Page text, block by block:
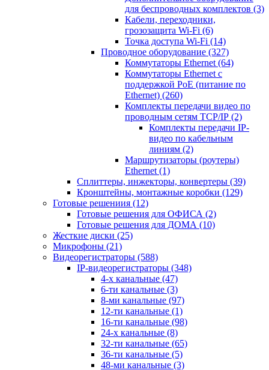
для беспроводных комплектов (3)
Кабели, переходники,
грозозащита Wi-Fi (6)
Точка доступа Wi-Fi (14)
Проводное оборудование (327)
Коммутаторы Ethernet (64)
Коммутаторы Ethernet с
поддержкой PoE (питание по
Ethernet) (260)
Комплекты передачи видео по
проводным сетям TCP/IP (2)
Комплекты передачи IP-
видео по кабельным
линиям (2)
Маршрутизаторы (роутеры)
Ethernet (1)
Сплиттеры, инжекторы, конвертеры (39)
Кронштейны, монтажные коробки (129)
Готовые решениия (12)
Готовые решения для ОФИСА (2)
Готовые решения для ДОМА (10)
Жесткие диски (25)
Микрофоны (21)
Видеорегистраторы (588)
IP-видеорегистраторы (348)
4-х канальные (47)
6-ти канальные (3)
8-ми канальные (97)
12-ти канальные (1)
16-ти канальные (98)
24-х канальные (8)
32-ти канальные (65)
36-ти канальные (5)
48-ми канальные (3)